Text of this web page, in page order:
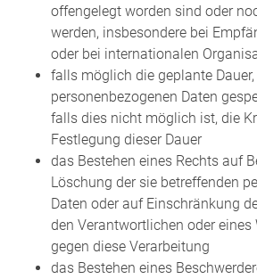
offengelegt worden sind oder
werden, insbesondere bei
oder bei internationalen
falls möglich die geplante
personenbezogenen Daten
falls dies nicht möglich ist, die
Festlegung dieser Dauer
das Bestehen eines Rechts auf
Löschung der sie betreffenden
Daten oder auf Einschränkung
den Verantwortlichen oder
gegen diese Verarbeitung
das Bestehen eines